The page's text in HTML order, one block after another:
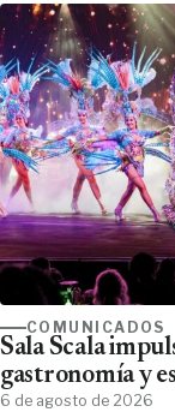
COMUNICADOS
Sala Scala
gastronomía y
6 de agosto de 2026